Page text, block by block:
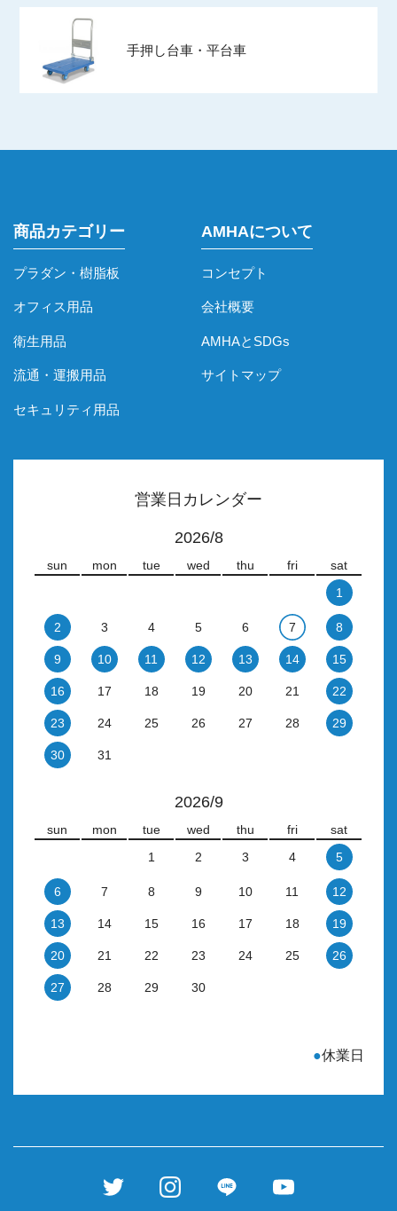
手押し台車・平台車
商品カテゴリー
プラダン・樹脂板
オフィス用品
衛生用品
流通・運搬用品
セキュリティ用品
AMHAについて
コンセプト
会社概要
AMHAとSDGs
サイトマップ
営業日カレンダー
2026/8
sun mon tue wed thu fri
sat
1
2 3 4 5 6 7 8
9 10 11 12 13 14 15
16 17 18 19 20 21 22
23 24 25 26 27 28 29
30 31
2026/9
sun mon tue wed thu fri
sat
1
2 3 4 5
6 7 8 9 10 11 12
13 14 15 16 17 18 19
20 21 22 23 24 25 26
27 28 29 30
●休業日